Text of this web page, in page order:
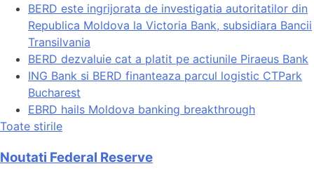
BERD este ingrijorata de investigatia autoritatilor din
Republica Moldova la Victoria Bank, subsidiara Bancii
Transilvania
BERD dezvaluie cat a platit pe actiunile Piraeus Bank
ING Bank si BERD finanteaza parcul logistic CTPark
Bucharest
EBRD hails Moldova banking breakthrough
Toate stirile
Noutati Federal Reserve